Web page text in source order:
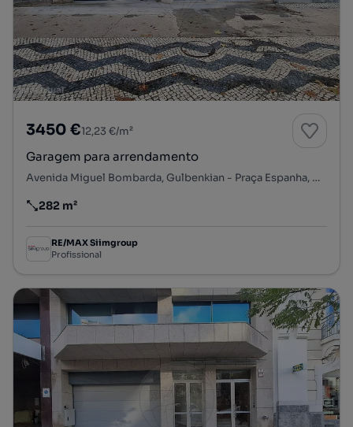
3450 €12,23 €/m²
Garagem para arrendamento
Avenida Miguel Bombarda, Gulbenkian - Praça Espanha, Avenidas Novas, Lisboa, Lisboa
Preço por metro quadrado
282 m²
RE/MAX Siimgroup
Profissional